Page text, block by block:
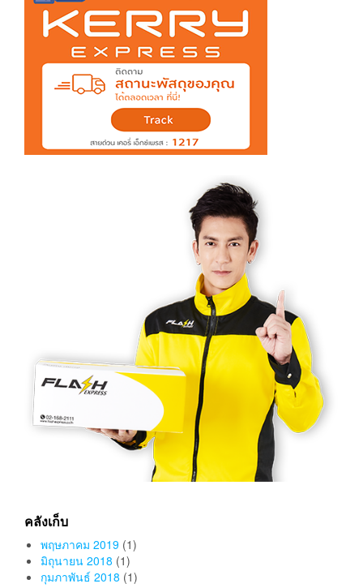
คลังเก็บ
พฤษภาคม 2019 (1)
มิถุนายน 2018 (1)
กุมภาพันธ์ 2018 (1)